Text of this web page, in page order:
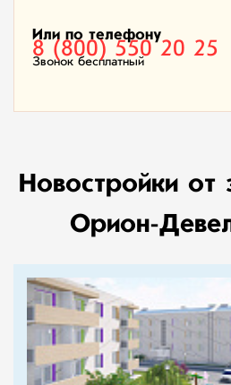
Или по телефону
8 (800) 550 20 25
Звонок бесплатный
Новостройки от
Орион-